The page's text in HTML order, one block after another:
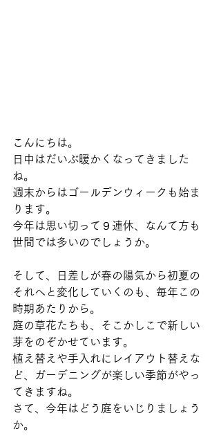
こんにちは。
日中はだいぶ暖かくなってきました
ね。
週末からはゴールデンウィークも始ま
ります。
今年は思い切って９連休、なんて方も
世間では多いのでしょうか。
そして、日差しが春の陽気から初夏の
それへと変化していくのも、毎年この
時期あたりから。
庭の草花たちも、そこかしこで新しい
芽をのぞかせています。
植え替えや手入れにレイアウト替えな
ど、ガーデニングが楽しい季節がやっ
てきますね。
さて、今年はどう庭をいじりましょう
か。